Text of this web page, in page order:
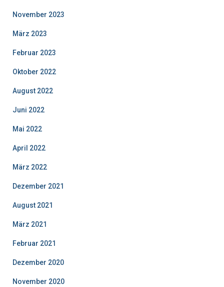
November 2023
März 2023
Februar 2023
Oktober 2022
August 2022
Juni 2022
Mai 2022
April 2022
März 2022
Dezember 2021
August 2021
März 2021
Februar 2021
Dezember 2020
November 2020